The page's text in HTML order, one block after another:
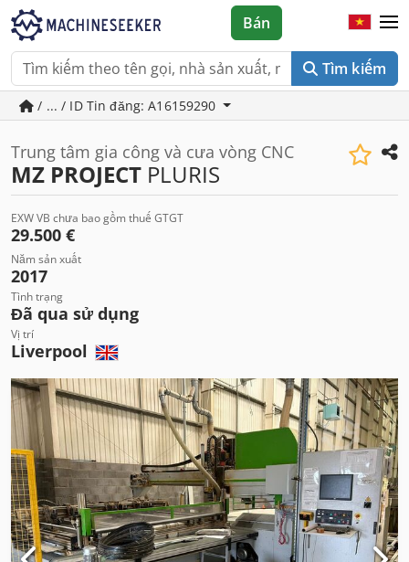
Tìm kiếm
Bán
/ ... / ID Tin đăng: A16159290
Trung tâm gia công và cưa vòng CNC
MZ PROJECT PLURIS
EXW VB chưa bao gồm thuế GTGT
29.500 €
Năm sản xuất
2017
Tình trạng
Đã qua sử dụng
Vị trí
Liverpool